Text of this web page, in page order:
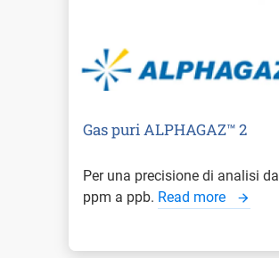
Gas puri ALPHAGAZ™ 2
Per una precisione di analisi da
ppm a ppb. Read more